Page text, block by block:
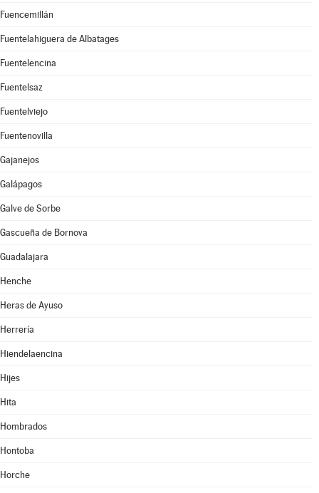
Fuencemillán
Fuentelahiguera de Albatages
Fuentelencina
Fuentelsaz
Fuentelviejo
Fuentenovilla
Gajanejos
Galápagos
Galve de Sorbe
Gascueña de Bornova
Guadalajara
Henche
Heras de Ayuso
Herrería
Hiendelaencina
Hijes
Hita
Hombrados
Hontoba
Horche